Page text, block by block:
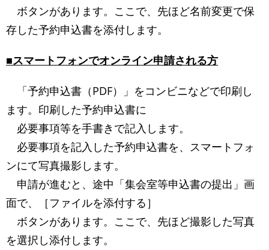
ボタンがあります。ここで、先ほど名前変更で保
存した予約申込書を添付します。
■スマートフォンでオンライン申請される方
「予約申込書（PDF）」をコンビニなどで印刷し
ます。印刷した予約申込書に
必要事項等を手書きで記入します。
必要事項を記入した予約申込書を、スマートフォ
ンにて写真撮影します。
申請が進むと、途中「集会室等申込書の提出」画
面で、［ファイルを添付する］
ボタンがあります。ここで、先ほど撮影した写真
を選択し添付します。